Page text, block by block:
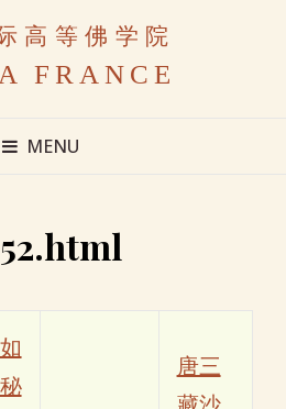
高等佛学院
FRANCE
MENU
唐三